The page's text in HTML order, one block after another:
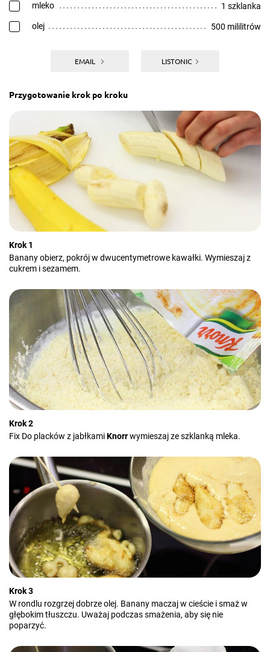
mleko 1 szklanka
olej 500 mililitrów
EMAIL LISTONIC
Przygotowanie krok po kroku
Krok 1
Banany obierz, pokrój w dwucentymetrowe kawałki. Wymieszaj z
cukrem i sezamem.
Krok 2
Fix Do placków z jabłkamiKnorrwymieszaj ze szklanką mleka.
Krok 3
W rondlu rozgrzej dobrze olej. Banany maczaj w cieście i smaż w
głębokim tłuszczu. Uważaj podczas smażenia, aby się nie
poparzyć.